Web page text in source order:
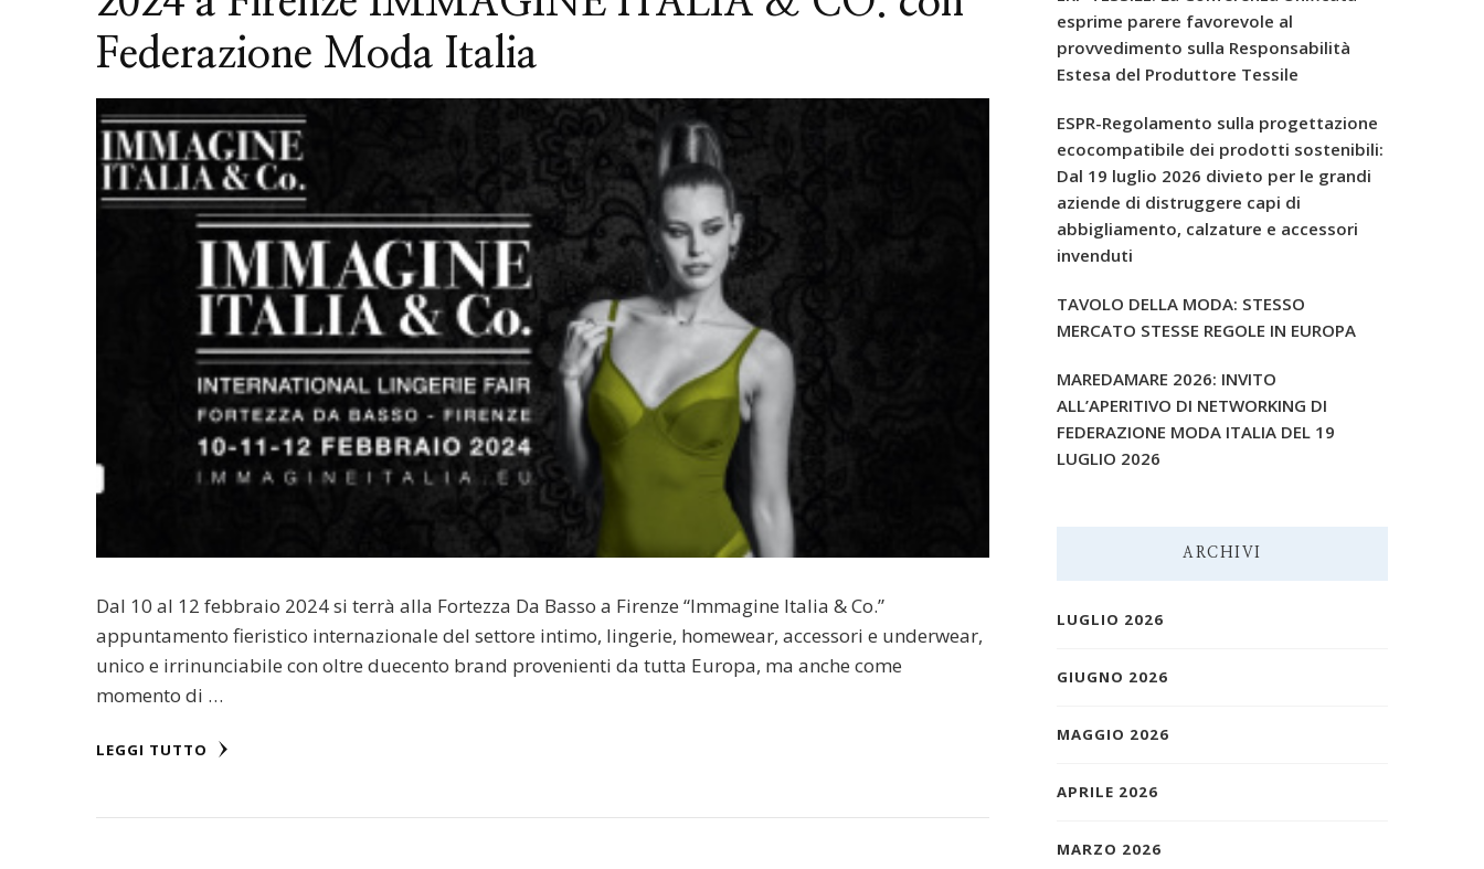
Federazione Moda Italia
Dal 10 al 12 febbraio 2024 si terrà alla Fortezza Da Basso a Firenze “Immagine Italia & Co.”
appuntamento fieristico internazionale del settore intimo, lingerie, homewear, accessori e underwear,
unico e irrinunciabile con oltre duecento brand provenienti da tutta Europa, ma anche come
momento di …
LEGGI TUTTO
esprime parere favorevole al
provvedimento sulla Responsabilità
Estesa del Produttore Tessile
ESPR-Regolamento sulla progettazione
ecocompatibile dei prodotti sostenibili:
Dal 19 luglio 2026 divieto per le grandi
aziende di distruggere capi di
abbigliamento, calzature e accessori
invenduti
TAVOLO DELLA MODA: STESSO
MERCATO STESSE REGOLE IN EUROPA
MAREDAMARE 2026: INVITO
ALL’APERITIVO DI NETWORKING DI
FEDERAZIONE MODA ITALIA DEL 19
LUGLIO 2026
ARCHIVI
LUGLIO 2026
GIUGNO 2026
MAGGIO 2026
APRILE 2026
MARZO 2026